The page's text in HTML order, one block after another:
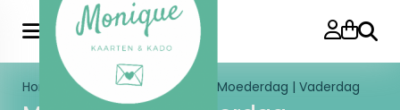
Home Speciale momenten Moederdag | Vaderdag